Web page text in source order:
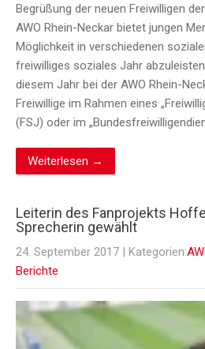
Begrüßung der neuen Freiwilligen
AWO Rhein-Neckar bietet jungen
Möglichkeit in verschiedenen
freiwilliges soziales Jahr
diesem Jahr bei der AWO Rhein-
Freiwillige im Rahmen eines
(FSJ) oder im
Weiterlesen →
Leiterin des Fanprojekts
Sprecherin gewählt
24. September 2017 | Kategorien:
Berichte